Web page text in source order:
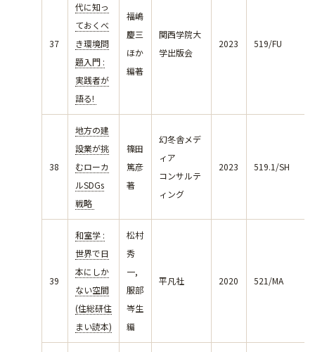
37
代に知っ
ておくべ
き環境問
題入門 :
実践者が
語る!
福嶋
慶三
ほか
編著
関西学院大
学出版会
2023 519/FU
38
地方の建
設業が挑
むローカ
ルSDGs
戦略
篠田
篤彦
著
幻冬舎メデ
ィア
コンサルテ
ィング
2023 519.1/SH
39
和室学 :
世界で日
本にしか
ない空間
(住総研住
まい読本)
松村
秀
一,
服部
岑生
編
平凡社 2020 521/MA